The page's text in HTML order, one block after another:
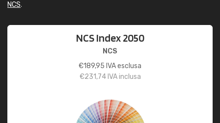
NCS.
NCS Index 2050
NCS
€189,95 IVA esclusa
€231,74IVA inclusa